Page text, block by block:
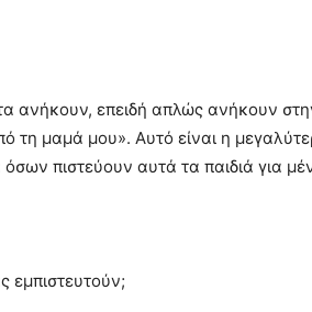
ανήκουν, επειδή απλώς ανήκουν
τη μαμά μου». Αυτό είναι η
πιστεύουν αυτά τα παιδιά για
εμπιστευτούν;